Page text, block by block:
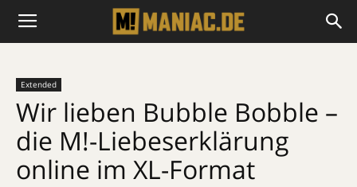
Extended
Wir lieben Bubble Bobble –
die M!-Liebeserklärung
online im XL-Format